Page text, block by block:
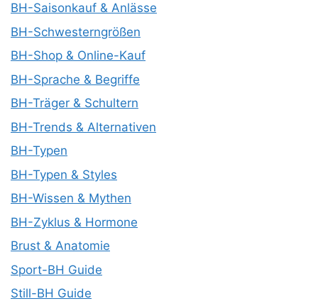
BH-Saisonkauf & Anlässe
BH-Schwesterngrößen
BH-Shop & Online-Kauf
BH-Sprache & Begriffe
BH-Träger & Schultern
BH-Trends & Alternativen
BH-Typen
BH-Typen & Styles
BH-Wissen & Mythen
BH-Zyklus & Hormone
Brust & Anatomie
Sport-BH Guide
Still-BH Guide